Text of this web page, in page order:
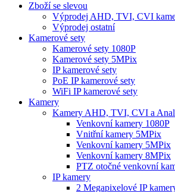
Zboží se slevou
Výprodej AHD, TVI, CVI
Výprodej ostatní
Kamerové sety
Kamerové sety 1080P
Kamerové sety 5MPix
IP kamerové sety
PoE IP kamerové sety
WiFi IP kamerové sety
Kamery
Kamery AHD, TVI, CVI a
Venkovní kamery 1080P
Vnitřní kamery 5MPix
Venkovní kamery 5MPix
Venkovní kamery 8MPix
PTZ otočné venkovní
IP kamery
2 Megapixelové IP